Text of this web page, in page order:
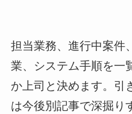
担当業務、進行中案件
業、システム手順を一
か上司と決めます。引
は今後別記事で深掘り